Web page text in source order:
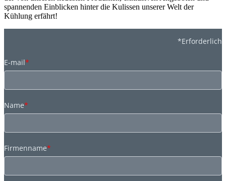
spannenden Einblicken hinter die Kulissen unserer Welt der
Kühlung erfährt!
*Erforderlich
E-mail*
Name*
Firmenname*